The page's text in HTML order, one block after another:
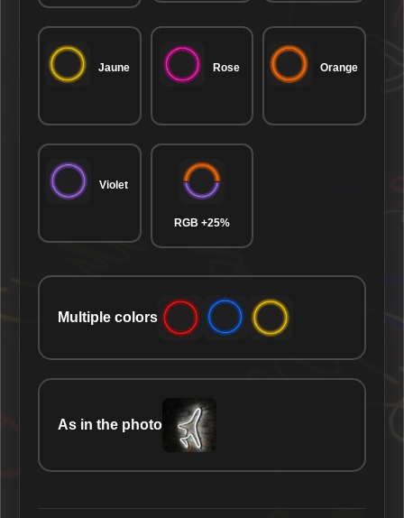
Jaune Rose Orange
Violet
RGB +25%
Multiple colors
As in the photo